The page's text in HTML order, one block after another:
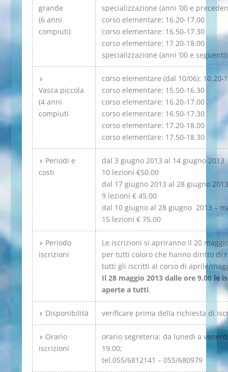
grande
(6 anni
compiuti)
specializzazione (anni ’00 e
corso elementare: 16.20-17.00
corso elementare: 16.50-17.30
corso elementare: 17.20-18.00
specializzazione (anni ’00 e
Vasca piccola
(4 anni
compiuti
corso elementare (dal 10/06): 10.20-
corso elementare: 15.50-16.30
corso elementare: 16.20-17.00
corso elementare: 16.50-17.30
corso elementare: 17.20-18.00
corso elementare: 17.50-18.30
Periodi e
costi
dal 3 giugno 2013 al 14 giugno
10 lezioni €50.00
dal 17 giugno 2013 al 28 giugno
9 lezioni € 45.00
dal 10 giugno al 28 giugno 2013 –
15 lezioni € 75.00
Periodo
iscrizioni
Le iscrizioni si apriranno il 20
per tutti coloro che hanno diritto di
tutti gli iscritti al corso di aprile/
Il 28 maggio 2013 dalle ore 9.00 le
aperte a tutti.
Disponibilità verificare prima della richiesta di
Orario
iscrizioni
orario segreteria: da lunedi a
19.00;
tel.055/6812141 – 055/680979